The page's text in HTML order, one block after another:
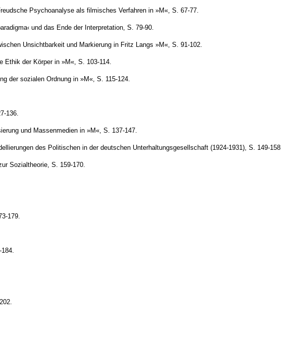
Psychoanalyse als filmisches Verfahren in »M«, S. 67-77.
und das Ende der Interpretation, S. 79-90.
Unsichtbarkeit und Markierung in Fritz Langs »M«, S. 91-102.
der Körper in »M«, S. 103-114.
der sozialen Ordnung in »M«, S. 115-124.
136.
und Massenmedien in »M«, S. 137-147.
des Politischen in der deutschen Unterhaltungsgesellschaft (1924-1931), S. 149-158.
Sozialtheorie, S. 159-170.
179.